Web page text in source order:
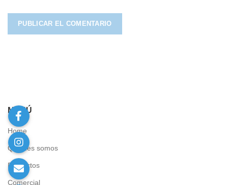
MENÚ
Home
Quienes somos
Proyectos
Comercial